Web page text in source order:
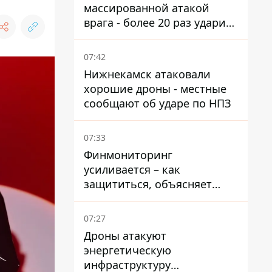
массированной атакой
врага - более 20 раз ударил
дронами и артиллерией
07:42
Нижнекамск атаковали
хорошие дроны - местные
сообщают об ударе по НПЗ
07:33
Финмониторинг
усиливается – как
защититься, объясняет
адвокат.
07:27
Дроны атакуют
энергетическую
инфраструктуру